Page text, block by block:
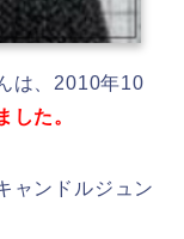
は、2010年10
した。
ャンドルジュン